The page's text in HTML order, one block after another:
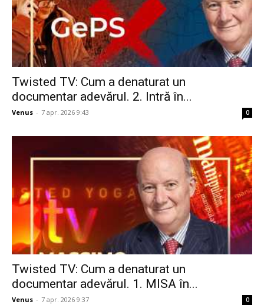
Twisted TV: Cum a denaturat un
documentar adevărul. 2. Intră în...
Venus - 7 apr. 2026 9:43 0
Twisted TV: Cum a denaturat un
documentar adevărul. 1. MISA în...
Venus - 7 apr. 2026 9:37 0